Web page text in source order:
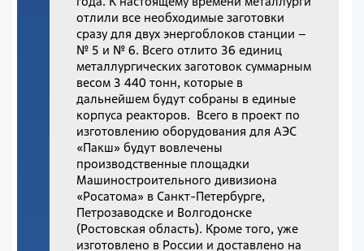
отлили все необходимые заготовки
сразу для двух энергоблоков станции –
№ 5 и № 6. Всего отлито 36 единиц
металлургических заготовок суммарным
весом 3 440 тонн, которые в
дальнейшем будут собраны в единые
корпуса реакторов. Всего в проект по
изготовлению оборудования для АЭС
«Пакш» будут вовлечены
производственные площадки
Машиностроительного дивизиона
«Росатома» в Санкт-Петербурге,
Петрозаводске и Волгодонске
(Ростовская область). Кроме того, уже
изготовлено в России и доставлено на